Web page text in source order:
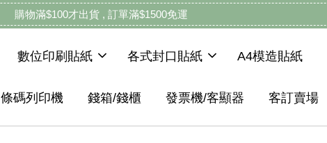
購物滿$100才出貨 , 訂單滿$1500免運
數位印刷貼紙 各式封口貼紙 A4模造貼紙
條碼列印機 錢箱/錢櫃 發票機/客顯器 客訂賣場